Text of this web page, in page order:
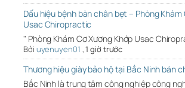
Dấu hiệu bệnh bàn chân bẹt – Phòng Khám
Usac Chiropractic
" Phòng Khám Cơ Xương Khớp Usac
Bởi uyenuyen01 ,1 giờ trước
Thương hiệu giày bảo hộ tại Bắc Ninh bán
Bắc Ninh là trung tâm công nghiệp công